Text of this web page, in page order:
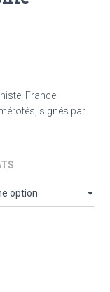
France.
signés par